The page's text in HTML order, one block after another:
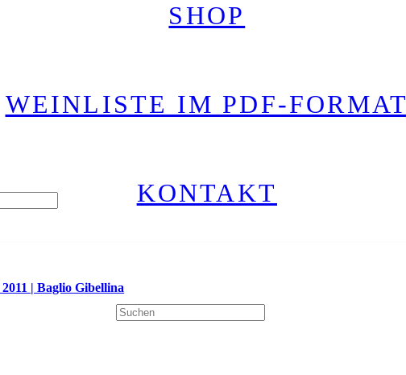
SHOP
WEINLISTE IM PDF-FORMAT
KONTAKT
| Baglio Gibellina